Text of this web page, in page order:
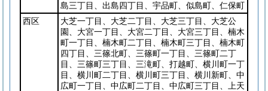
島三丁目、出島四丁目、宇品町、似島町、仁保町
西区
大芝一丁目、大芝二丁目、大芝三丁目、大芝公
園、大宮一丁目、大宮二丁目、大宮三丁目、楠木
町一丁目、楠木町二丁目、楠木町三丁目、楠木町
四丁目、三篠北町、三篠町一丁目、三篠町二丁
目、三篠町三丁目、三滝町、打越町、横川町一丁
目、横川町二丁目、横川町三丁目、横川新町、中
広町一丁目、中広町二丁目、中広町三丁目、上天